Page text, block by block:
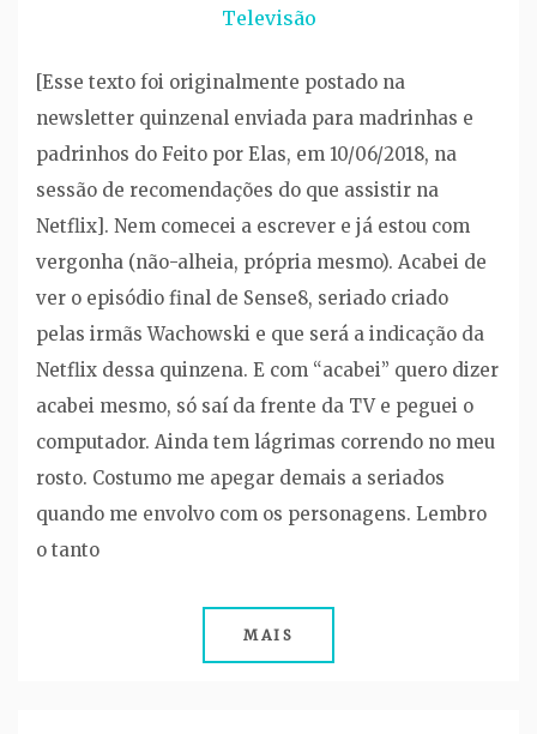
Televisão
[Esse texto foi originalmente postado na
newsletter quinzenal enviada para madrinhas e
padrinhos do Feito por Elas, em 10/06/2018, na
sessão de recomendações do que assistir na
Netflix]. Nem comecei a escrever e já estou com
vergonha (não-alheia, própria mesmo). Acabei de
ver o episódio final de Sense8, seriado criado
pelas irmãs Wachowski e que será a indicação da
Netflix dessa quinzena. E com “acabei” quero dizer
acabei mesmo, só saí da frente da TV e peguei o
computador. Ainda tem lágrimas correndo no meu
rosto. Costumo me apegar demais a seriados
quando me envolvo com os personagens. Lembro
o tanto
MAIS